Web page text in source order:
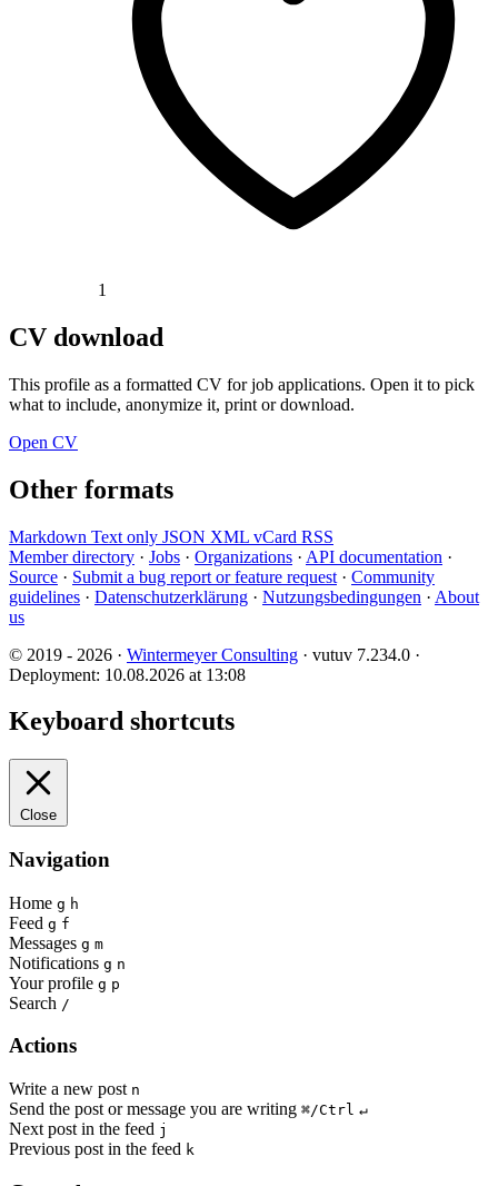
1
CV download
This profile as a formatted CV for job applications. Open it to pick
what to include, anonymize it, print or download.
Open CV
Other formats
Markdown Text only JSON XML vCard RSS
Member directory · Jobs · Organizations · API documentation ·
Source · Submit a bug report or feature request · Community
guidelines · Datenschutzerklärung · Nutzungsbedingungen · About
us
© 2019 - 2026 · Wintermeyer Consulting · vutuv 7.234.0 ·
Deployment: 10.08.2026 at 13:08
Keyboard shortcuts
Close
Navigation
Home g h
Feed g f
Messages g m
Notifications g n
Your profile g p
Search /
Actions
Write a new post n
Send the post or message you are writing ⌘/Ctrl ↵
Next post in the feed j
Previous post in the feed k